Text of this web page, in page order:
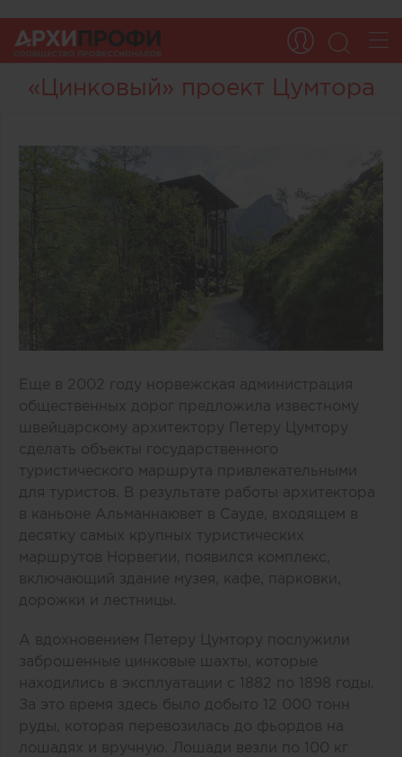
«Цинковый» проект Цумтора
Еще в 2002 году норвежская администрация
общественных дорог предложила известному
швейцарскому архитектору Петеру Цумтору
сделать объекты государственного
туристического маршрута привлекательными
для туристов. В результате работы архитектора
в каньоне Альманнаювет в Сауде, входящем в
десятку самых крупных туристических
маршрутов Норвегии, появился комплекс,
включающий здание музея, кафе, парковки,
дорожки и лестницы.
А вдохновением Петеру Цумтору послужили
заброшенные цинковые шахты, которые
находились в эксплуатации с 1882 по 1898 годы.
За это время здесь было добыто 12 000 тонн
руды, которая перевозилась до фьордов на
лошадях и вручную. Лошади везли по 100 кг